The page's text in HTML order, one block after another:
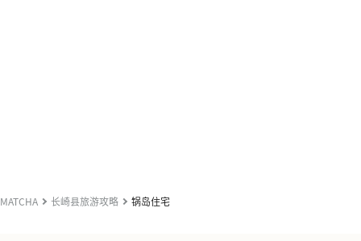
MATCHA 长崎县旅游攻略 锅岛住宅